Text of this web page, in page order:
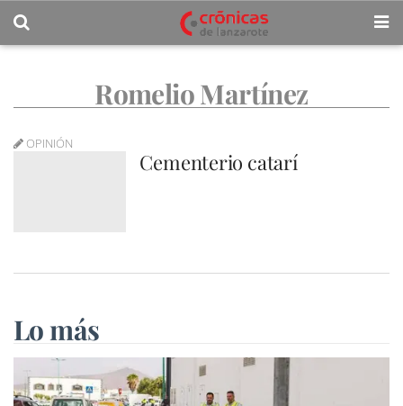
Romelio Martínez
OPINIÓN
Cementerio catarí
Lo más